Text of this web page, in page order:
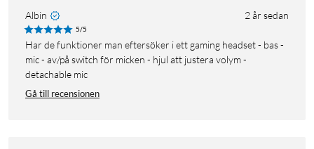
Albin 2 år sedan
5/5
Har de funktioner man eftersöker i ett gaming headset - bas -
mic - av/på switch för micken - hjul att justera volym -
detachable mic
Gå till recensionen